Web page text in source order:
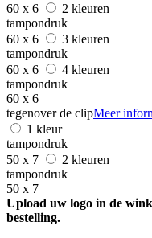
60 x 6
2 kleuren
tampondruk
60 x 6
3 kleuren
tampondruk
60 x 6
4 kleuren
tampondruk
60 x 6
tegenover de clipMeer
1 kleur
tampondruk
50 x 7
2 kleuren
tampondruk
50 x 7
Upload uw logo in de
bestelling.